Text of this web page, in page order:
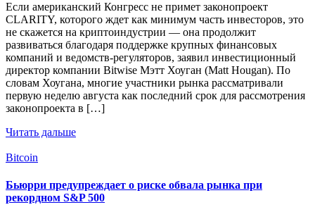
Если американский Конгресс не примет законопроект
CLARITY, которого ждет как минимум часть инвесторов, это
не скажется на криптоиндустрии — она продолжит
развиваться благодаря поддержке крупных финансовых
компаний и ведомств-регуляторов, заявил инвестиционный
директор компании Bitwise Мэтт Хоуган (Matt Hougan). По
словам Хоугана, многие участники рынка рассматривали
первую неделю августа как последний срок для рассмотрения
законопроекта в […]
Читать дальше
Bitcoin
Бьюрри предупреждает о риске обвала рынка при
рекордном S&P 500